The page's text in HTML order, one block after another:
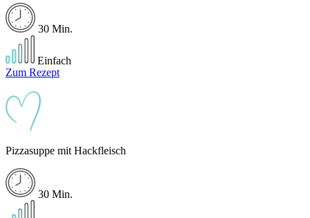
30 Min.
Einfach
Zum Rezept
Pizzasuppe mit Hackfleisch
30 Min.